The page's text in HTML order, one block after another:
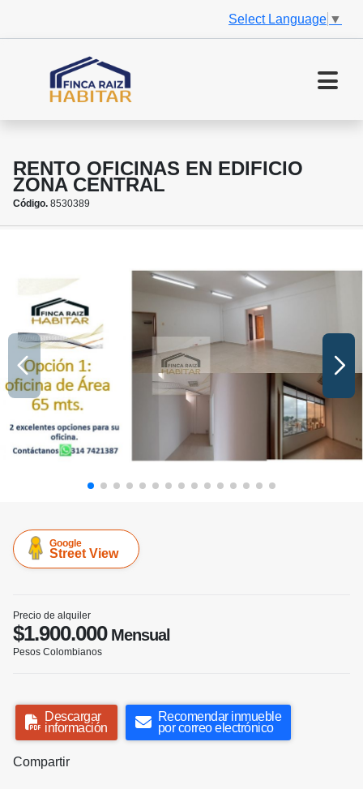
Select Language ▼
RENTO OFICINAS EN EDIFICIO
ZONA CENTRAL
Código. 8530389
Google
Street View
Precio de alquiler
$1.900.000Mensual
Pesos Colombianos
Descargar
información
Recomendar inmueble
por correo electrónico
Compartir